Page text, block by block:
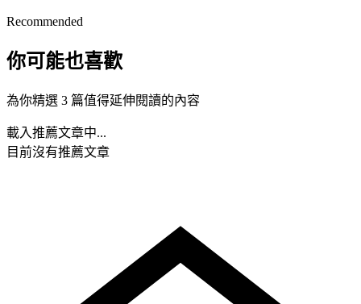
Recommended
你可能也喜歡
為你精選 3 篇值得延伸閱讀的內容
載入推薦文章中...
目前沒有推薦文章